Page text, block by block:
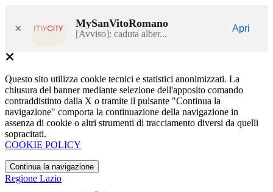
× MySanVitoRomano
[Avviso]: caduta alber...
Apri
Questo sito utilizza cookie tecnici e statistici anonimizzati. La
chiusura del banner mediante selezione dell'apposito comando
contraddistinto dalla X o tramite il pulsante "Continua la
navigazione" comporta la continuazione della navigazione in
assenza di cookie o altri strumenti di tracciamento diversi da quelli
sopracitati.
COOKIE POLICY
Continua la navigazione
Regione Lazio